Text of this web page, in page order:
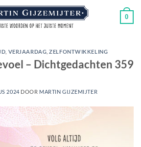
0
VERJAARDAG ,ZELFONTWIKKELING
– Dichtgedachten 359
2024 DOOR MARTIN GIJZEMIJTER